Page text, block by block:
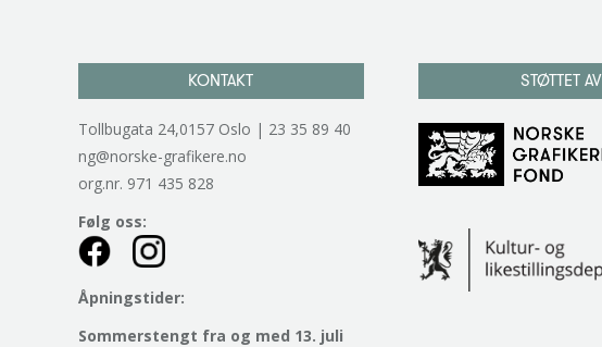
KONTAKT
Tollbugata 24,0157 Oslo | 23 35 89 40
ng@norske-grafikere.no
org.nr. 971 435 828
Følg oss:
Åpningstider:
Sommerstengt fra og med 13. juli
STØTTET AV